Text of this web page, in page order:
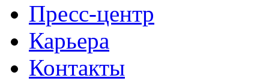
Пресс-центр
Карьера
Контакты